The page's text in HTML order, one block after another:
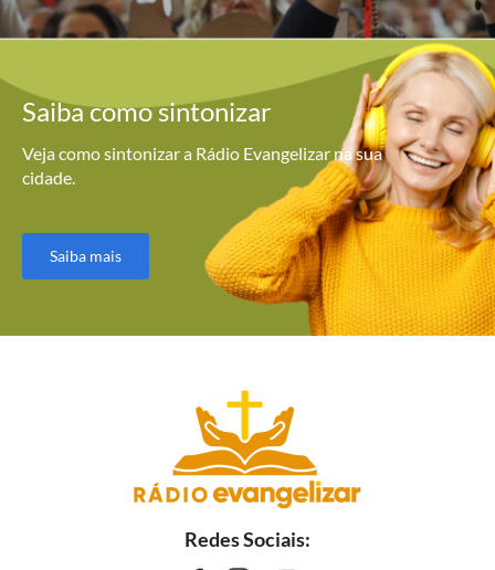
Saiba comosintonizar
Veja como sintonizar a Rádio Evangelizar na sua
cidade.
Saiba mais
Redes Sociais: